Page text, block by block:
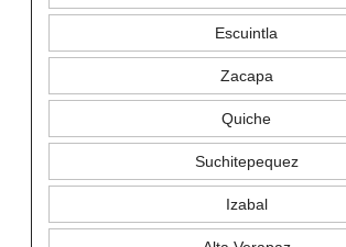
Escuintla
Zacapa
Quiche
Suchitepequez
Izabal